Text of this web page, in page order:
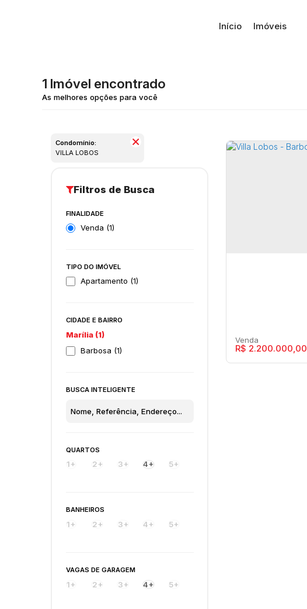
Imóveis
Início
1 Imóvel encontrado
Condomínio:
VILLA LOBOS
FINALIDADE
Venda (1)
TIPO DO IMÓVEL
Apartamento (1)
CIDADE E BAIRRO
Marília (1)
Barbosa (1)
BUSCA INTELIGENTE
QUARTOS
1+ 2+ 3+ 4+ 5+
BANHEIROS
1+ 2+ 3+ 4+ 5+
VAGAS DE GARAGEM
1+ 2+ 3+ 4+ 5+
R$ 2.200.000,00